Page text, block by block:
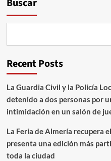
Buscar
Recent Posts
La Guardia Civil y la Policía
detenido a dos personas por
intimidación en un salón de
La Feria de Almería recupera
presenta una edición más
toda la ciudad